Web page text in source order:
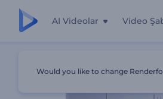
AI Videolar Video
Would you like to change